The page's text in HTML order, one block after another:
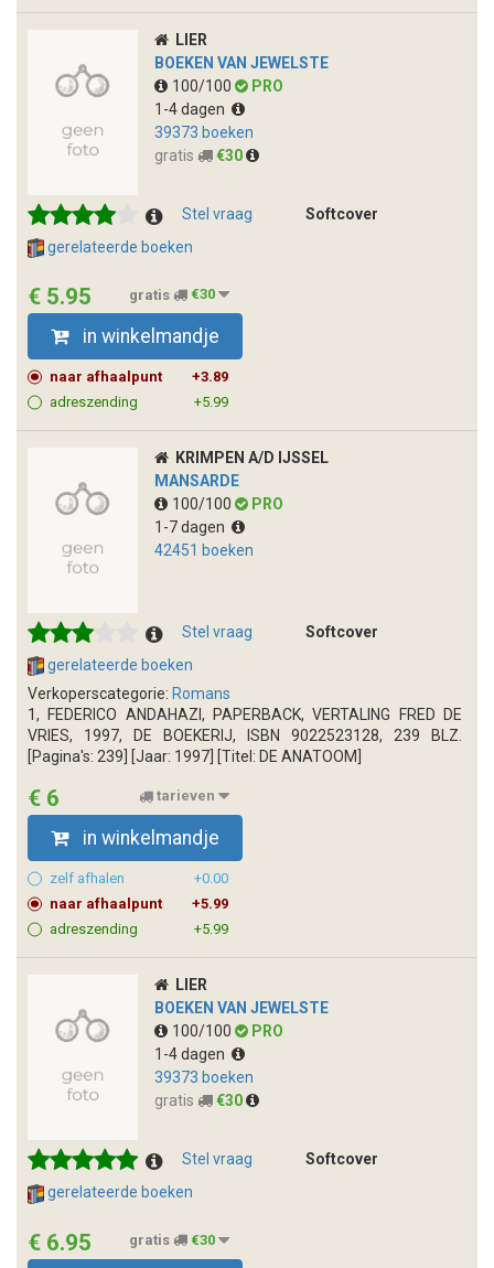
LIER
BOEKEN VAN JEWELSTE
100/100
PRO
1-4 dagen
39373 boeken
gratis
€30
Stel vraag
Softcover
gerelateerde boeken
€ 5.95 gratis €30
in winkelmandje
naar afhaalpunt
+3.89
adreszending
+5.99
KRIMPEN A/D IJSSEL
MANSARDE
100/100
PRO
1-7 dagen
42451 boeken
Stel vraag
Softcover
gerelateerde boeken
Verkoperscategorie: Romans
1, FEDERICO ANDAHAZI, PAPERBACK, VERTALING FRED DE
VRIES, 1997, DE BOEKERIJ, ISBN 9022523128, 239 BLZ.
[Pagina's: 239] [Jaar: 1997] [Titel: DE ANATOOM]
€ 6 tarieven
in winkelmandje
zelf afhalen
+0.00
naar afhaalpunt
+5.99
adreszending
+5.99
LIER
BOEKEN VAN JEWELSTE
100/100
PRO
1-4 dagen
39373 boeken
gratis
€30
Stel vraag
Softcover
gerelateerde boeken
€ 6.95 gratis €30